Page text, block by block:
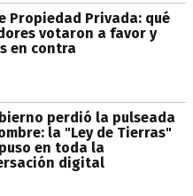
Propiedad Privada: qué
votaron a favor y
en contra
perdió la pulseada
la "Ley de Tierras"
en toda la
digital